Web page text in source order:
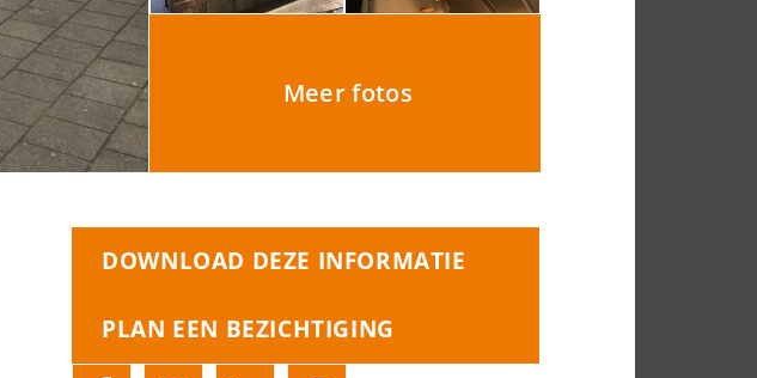
Meer fotos
DOWNLOAD DEZE INFORMATIE
PLAN EEN BEZICHTIGING